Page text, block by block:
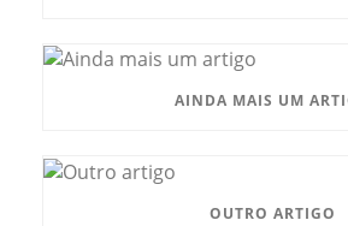
AINDA MAIS UM
OUTRO ARTIGO